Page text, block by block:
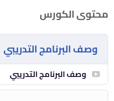
محتوى الكورس
وصف البرنامج التدريبي
وصف البرنامج التدريبي